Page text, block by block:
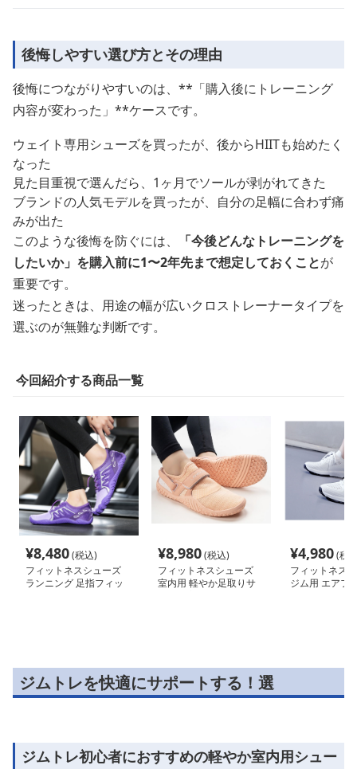
後悔しやすい選び方とその理由
後悔につながりやすいのは、**「購入後にトレーニング
内容が変わった」**ケースです。
ウェイト専用シューズを買ったが、後からHIITも始めたく
なった
見た目重視で選んだら、1ヶ月でソールが剥がれてきた
ブランドの人気モデルを買ったが、自分の足幅に合わず痛
みが出た
このような後悔を防ぐには、
「今後どんなトレーニングを
したいか」を購入前に1〜2年先まで想定しておくことが
重要です。
迷ったときは、用途の幅が広いクロストレーナータイプを
選ぶのが無難な判断です。
今回紹介する商品一覧
¥8,480(税込)
フィットネスシューズ
ランニング 足指フィッ
¥8,980(税込)
フィットネスシューズ
室内用 軽やか足取りサ
¥4,980(税
フィットネス
ジム用 エアフ
ジムトレを快適にサポートする！選
ジムトレ初心者におすすめの軽やか室内用シュー